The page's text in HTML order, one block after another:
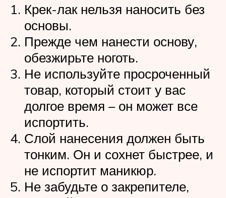
Крек-лак нельзя наносить без
основы.
Прежде чем нанести основу,
обезжирьте ноготь.
Не используйте просроченный
товар, который стоит у вас
долгое время – он может все
испортить.
Слой нанесения должен быть
тонким. Он и сохнет быстрее, и
не испортит маникюр.
Не забудьте о закрепителе,